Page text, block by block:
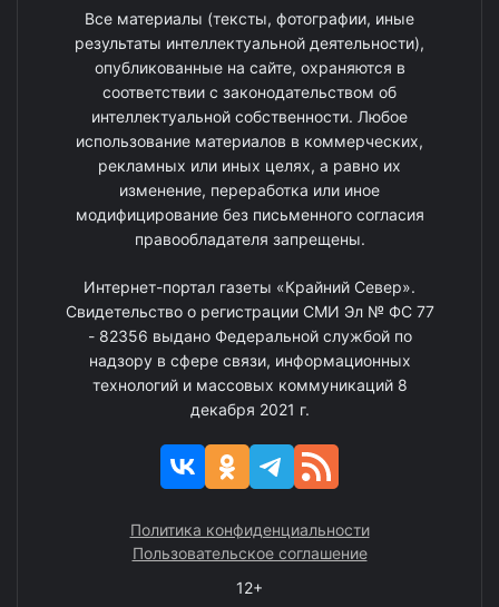
Все материалы (тексты, фотографии, иные
результаты интеллектуальной деятельности),
опубликованные на сайте, охраняются в
соответствии с законодательством об
интеллектуальной собственности. Любое
использование материалов в коммерческих,
рекламных или иных целях, а равно их
изменение, переработка или иное
модифицирование без письменного согласия
правообладателя запрещены.
Интернет-портал газеты «Крайний Север».
Свидетельство о регистрации СМИ Эл № ФС 77
- 82356 выдано Федеральной службой по
надзору в сфере связи, информационных
технологий и массовых коммуникаций 8
декабря 2021 г.
Политика конфиденциальности
Пользовательское соглашение
12+